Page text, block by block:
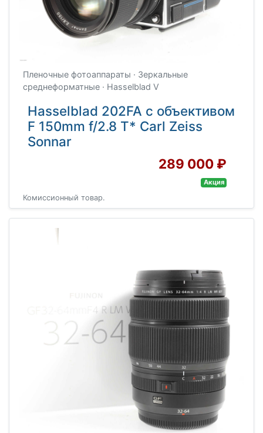
Пленочные фотоаппараты · Зеркальные
среднеформатные · Hasselblad V
Hasselblad 202FA с объективом
F 150mm f/2.8 T* Carl Zeiss
Sonnar
289 000 ₽
Акция
Комиссионный товар.